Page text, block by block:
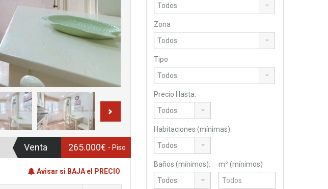
Venta 265.000€ - Piso
Avisar si BAJA el PRECIO
Zona
Tipo
Precio Hasta:
Habitaciones (mínimas):
Baños (mínimos): m² (mínimos)